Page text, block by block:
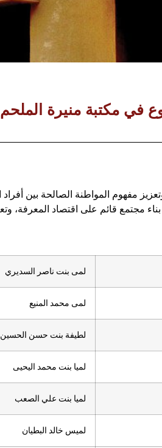
في مكتبة منيرة الملحم
مفهوم المواطنة الصالحة بين
مجتمع قائم على اقتصاد المعرفة،
لمى بنت ناصر السديري
لمى محمد المنيع
لطيفة بنت حسن الحسين
لميا بنت محمد اليحيى
لميا بنت علي الصعب
لميس خالد البطيان